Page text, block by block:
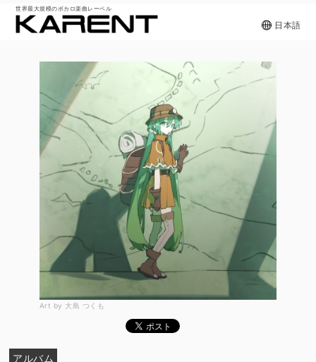
世界最大規模のボカロ楽曲レーベル
日本語
Art by 大島 つくも
アルバム